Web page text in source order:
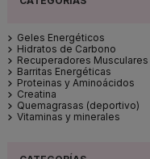
Geles Energéticos
Hidratos de Carbono
Recuperadores Musculares
Barritas Energéticas
Proteinas y Aminoácidos
Creatina
Quemagrasas (deportivo)
Vitaminas y minerales